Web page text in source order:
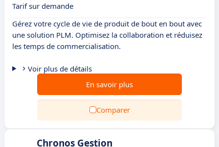
Tarif sur demande
Gérez votre cycle de vie de produit de bout en bout avec
une solution PLM. Optimisez la collaboration et réduisez
les temps de commercialisation.
Voir plus de détails
En savoir plus
Comparer
Chronos Gestion